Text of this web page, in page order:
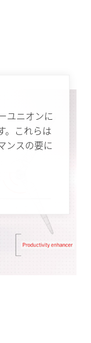
ユニオンに
。これらは
ンスの要に